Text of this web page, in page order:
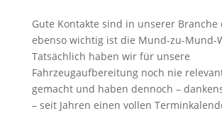
Gute Kontakte sind in unserer Branche
ebenso wichtig ist die Mund-zu-Mund-
Tatsächlich haben wir für unsere
Fahrzeugaufbereitung noch nie
gemacht und haben dennoch –
– seit Jahren einen vollen